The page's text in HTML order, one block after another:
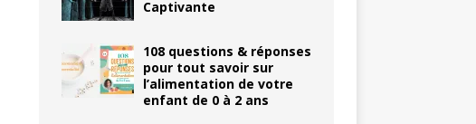
Captivante
108 questions & réponses
pour tout savoir sur
l’alimentation de votre
enfant de 0 à 2 ans